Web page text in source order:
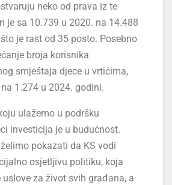
neko od prava iz te
je sa 10.739 u 2020. na 14.488
je rast od 35 posto. Posebno
broja korisnika
smještaja djece u vrtićima,
1.274 u 2024. godini.
ulažemo u podršku
investicija je u budućnost.
pokazati da KS vodi
osjetljivu politiku, koja
za život svih građana, a